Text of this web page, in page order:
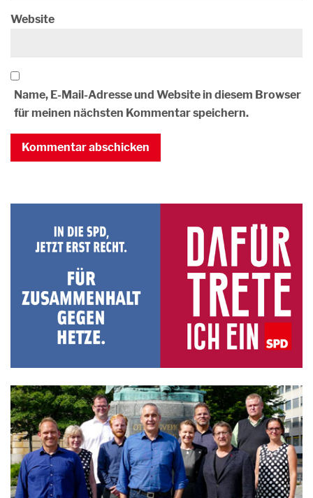
Website
Name, E-Mail-Adresse und Website in diesem Browser
für meinen nächsten Kommentar speichern.